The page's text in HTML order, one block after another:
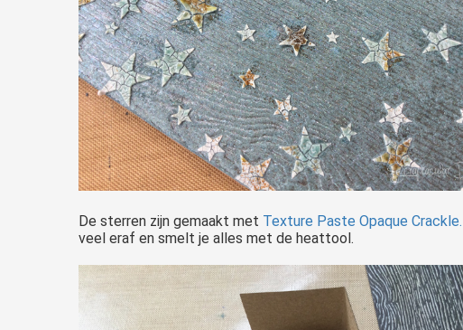
De sterren zijn gemaakt met Texture Paste Opaque Crackle.
veel eraf en smelt je alles met de heattool.